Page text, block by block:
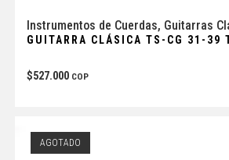
Instrumentos de Cuerdas, Guitarras
GUITARRA CLÁSICA TS-CG 31-39
$527.000 COP
AGOTADO